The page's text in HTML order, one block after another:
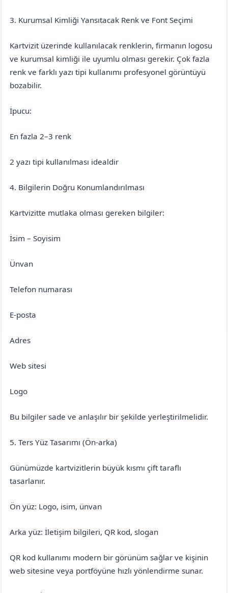
3. Kurumsal Kimliği Yansıtacak Renk ve Font Seçimi
Kartvizit üzerinde kullanılacak renklerin, firmanın logosu
ve kurumsal kimliği ile uyumlu olması gerekir. Çok fazla
renk ve farklı yazı tipi kullanımı profesyonel görüntüyü
bozabilir.
İpucu:
En fazla 2–3 renk
2 yazı tipi kullanılması idealdir
4. Bilgilerin Doğru Konumlandırılması
Kartvizitte mutlaka olması gereken bilgiler:
İsim – Soyisim
Ünvan
Telefon numarası
E-posta
Adres
Web sitesi
Logo
Bu bilgiler sade ve anlaşılır bir şekilde yerleştirilmelidir.
5. Ters Yüz Tasarımı (Ön-arka)
Günümüzde kartvizitlerin büyük kısmı çift taraflı
tasarlanır.
Ön yüz: Logo, isim, ünvan
Arka yüz: İletişim bilgileri, QR kod, slogan
QR kod kullanımı modern bir görünüm sağlar ve kişinin
web sitesine veya portföyüne hızlı yönlendirme sunar.